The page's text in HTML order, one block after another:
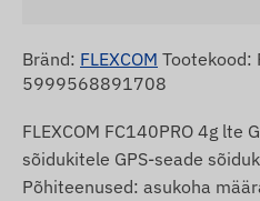
Bränd: FLEXCOM Tootekood:
5999568891708
FLEXCOM FC140PRO 4g lte
sõidukitele GPS-seade
Põhiteenused: asukoha